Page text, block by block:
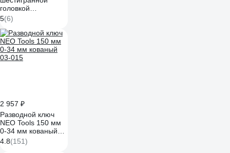
головкой
Крепежная техника
полная резьба, DIN
933 558, 14х70,
цинк, 20 шт. 493566
БК
5(6)
2 957 ₽
Разводной ключ
NEO Tools 150 мм
0-34 мм кованый
03-015
4.8(151)